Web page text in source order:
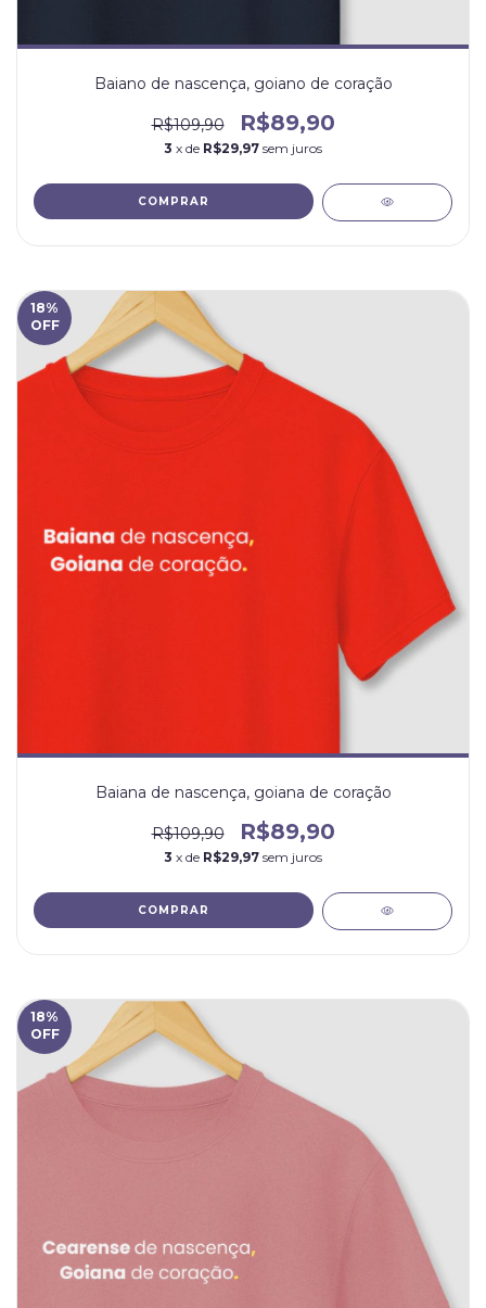
Baiano de nascença, goiano de coração
R$109,90 R$89,90
3 x de R$29,97 sem juros
COMPRAR
18%
OFF
Baiana de nascença, goiana de coração
R$109,90 R$89,90
3 x de R$29,97 sem juros
COMPRAR
18%
OFF